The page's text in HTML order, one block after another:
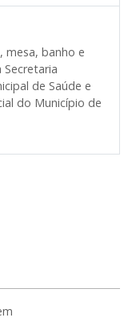
mesa, banho e
de Saúde e
do Município de